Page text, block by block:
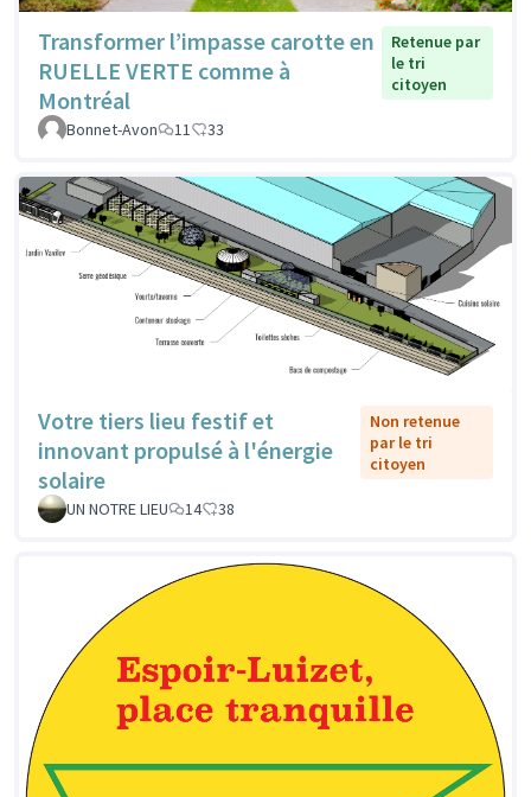
Transformer l’impasse carotte en
RUELLE VERTE comme à
Montréal
Retenue par
le tri
citoyen
Bonnet-Avon 11 33
Votre tiers lieu festif et
innovant propulsé à l'énergie
solaire
Non retenue
par le tri
citoyen
UN NOTRE LIEU 14 38